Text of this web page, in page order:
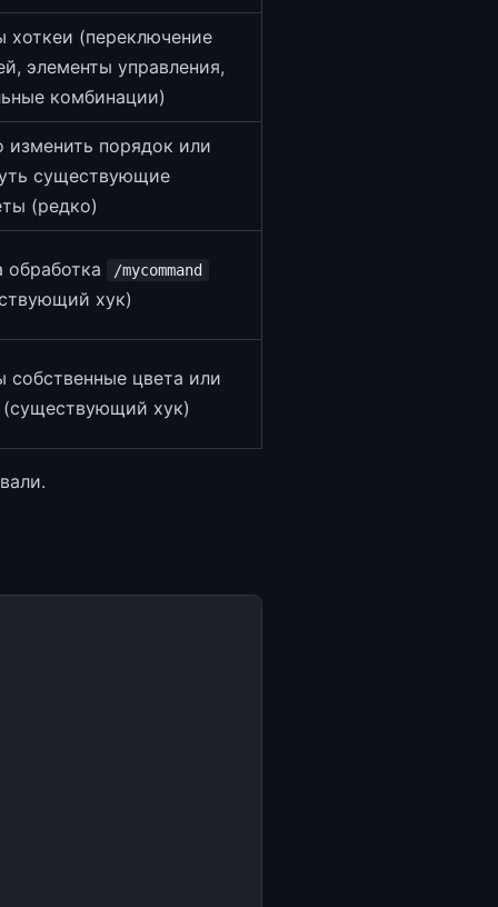
хоткеи (переключение
элементы управления,
комбинации)
изменить порядок или
существующие
(редко)
обработка /mycommand
хук)
собственные цвета или
(существующий хук)